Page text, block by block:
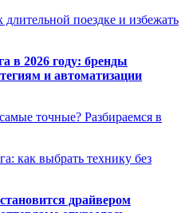
поездке и избежать
в 2026 году: бренды
и автоматизации
точные? Разбираемся в
как выбрать технику без
драйвером